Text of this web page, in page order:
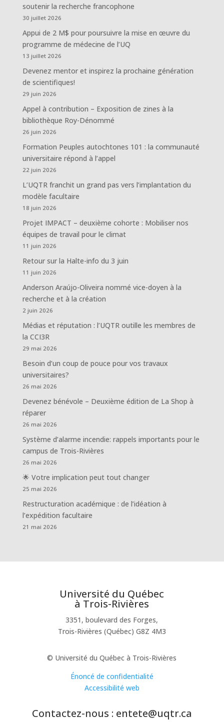
soutenir la recherche francophone
30 juillet 2026
Appui de 2 M$ pour poursuivre la mise en œuvre du
programme de médecine de l’UQ
13 juillet 2026
Devenez mentor et inspirez la prochaine génération
de scientifiques!
29 juin 2026
Appel à contribution – Exposition de zines à la
bibliothèque Roy-Dénommé
26 juin 2026
Formation Peuples autochtones 101 : la communauté
universitaire répond à l’appel
22 juin 2026
L’UQTR franchit un grand pas vers l’implantation du
modèle facultaire
18 juin 2026
Projet IMPACT – deuxième cohorte : Mobiliser nos
équipes de travail pour le climat
11 juin 2026
Retour sur la Halte-info du 3 juin
11 juin 2026
Anderson Araújo-Oliveira nommé vice-doyen à la
recherche et à la création
2 juin 2026
Médias et réputation : l’UQTR outille les membres de
la CCI3R
29 mai 2026
Besoin d’un coup de pouce pour vos travaux
universitaires?
26 mai 2026
Devenez bénévole – Deuxième édition de La Shop à
réparer
26 mai 2026
Système d’alarme incendie: rappels importants pour le
campus de Trois-Rivières
26 mai 2026
🌟 Votre implication peut tout changer
25 mai 2026
Restructuration académique : de l’idéation à
l’expédition facultaire
21 mai 2026
Université du Québec
à Trois-Rivières
3351, boulevard des Forges,
Trois-Rivières (Québec) G8Z 4M3
© Université du Québec à Trois-Rivières
Énoncé de confidentialité
Accessibilité web
Contactez-nous : entete@uqtr.ca